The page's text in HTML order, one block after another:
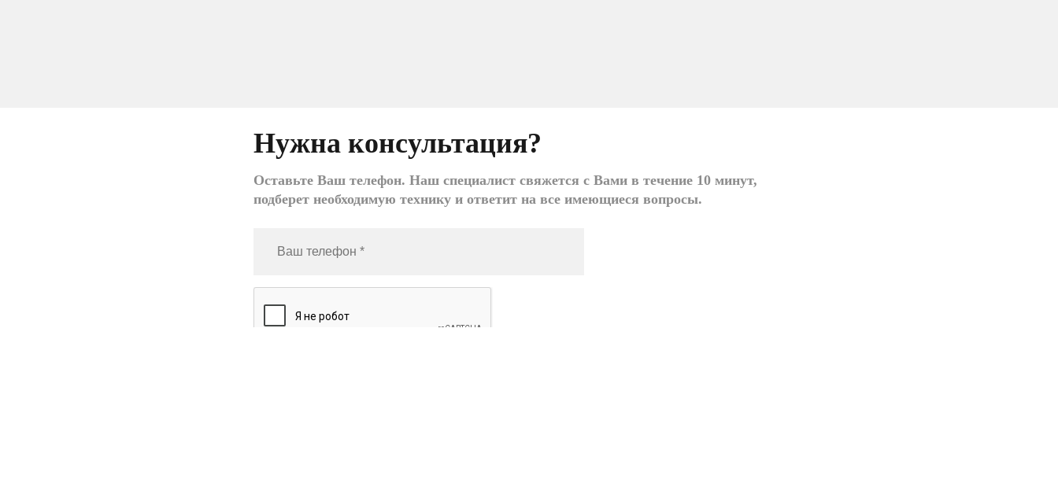
Нужна консультация?
Оставьте Ваш телефон. Наш специалист свяжется с Вами в течение 10 минут,
подберет необходимую технику и ответит на все имеющиеся вопросы.